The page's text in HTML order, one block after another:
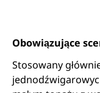
Obowiązujące
Stosowany